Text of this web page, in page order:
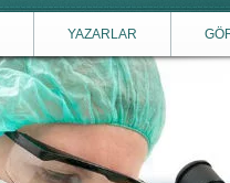
YAZARLAR